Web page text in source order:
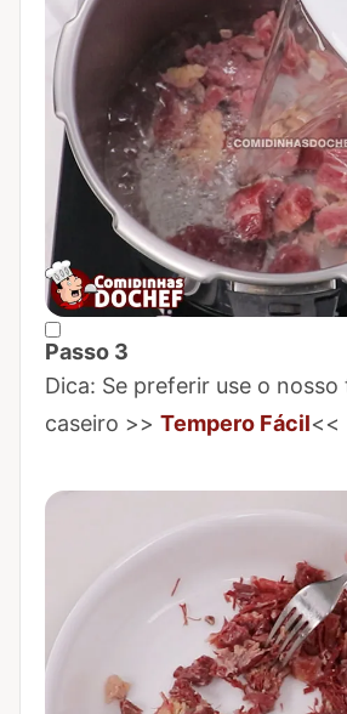
Passo 3
Marcar Passo 3 como concluído
Dica: Se preferir use o nosso
caseiro >> Tempero Fácil<<